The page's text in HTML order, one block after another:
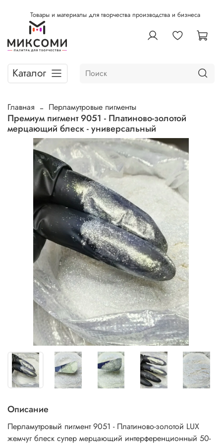
Товары и материалы для творчества производства и бизнеса
Каталог
Главная Перламутровые пигменты
Премиум пигмент 9051 - Платиново-золотой
мерцающий блеск - универсальный
Описание
Перламутровый пигмент 9051 - Платиново-золотой LUX
жемчуг блеск супер мерцающий интерференционный 50-